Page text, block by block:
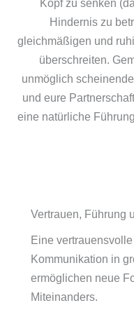
Kopf zu senken
Hindernis zu
gleichmäßigen und
überschreiten.
unmöglich
und eure
eine natürliche
Vertrauen, Führung
Eine
Kommunikation in
ermöglichen neue
Miteinanders.